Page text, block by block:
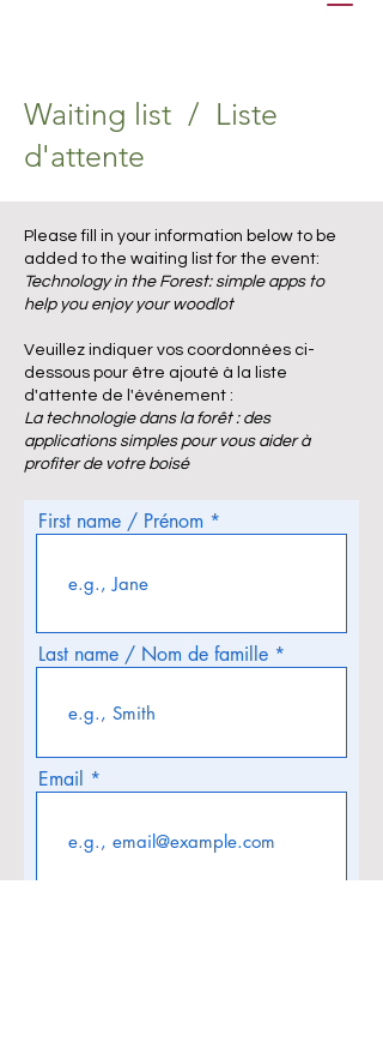
Waiting list / Liste
d'attente
Please fill in your information below to be
added to the waiting list for the event:
Technology in the Forest: simple apps to
help you enjoy your woodlot
Veuillez indiquer vos coordonnées ci-
dessous pour être ajouté à la liste
d'attente de l'événement :
La technologie dans la forêt : des
applications simples pour vous aider à
profiter de votre boisé
First name / Prénom
Last name / Nom de famille
Email